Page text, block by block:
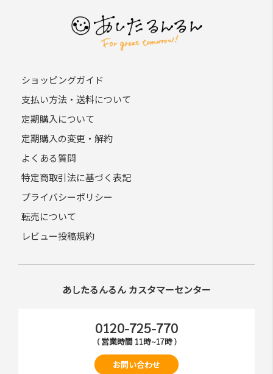
ショッピングガイド
支払い方法・送料について
定期購入について
定期購入の変更・解約
よくある質問
特定商取引法に基づく表記
プライバシーポリシー
転売について
レビュー投稿規約
あしたるんるん カスタマーセンター
0120-725-770
( 営業時間 11時~17時 )
お問い合わせ